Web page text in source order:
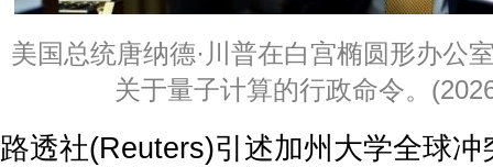
美国总统唐纳德·川普在白宫椭圆形办公
关于量子计算的行政命令。
路透社(Reuters)引述加州大学全球